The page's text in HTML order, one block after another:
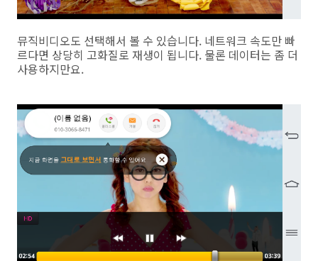
뮤직비디오도 선택해서 볼 수 있습니다. 네트워크 속도만 빠
르다면 상당히 고화질로 재생이 됩니다. 물론 데이터는 좀 더
사용하지만요.